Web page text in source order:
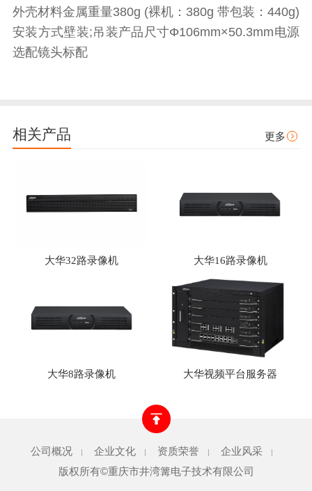
外壳材料金属重量380g (裸机：380g 带包装：440g)
安装方式壁装;吊装产品尺寸Φ106mm×50.3mm电源
选配镜头标配
相关产品 更多
大华32路录像机 大华16路录像机
大华8路录像机 大华视频平台服务器
公司概况 企业文化 资质荣誉 企业风采
版权所有©重庆市井湾篝电子技术有限公司